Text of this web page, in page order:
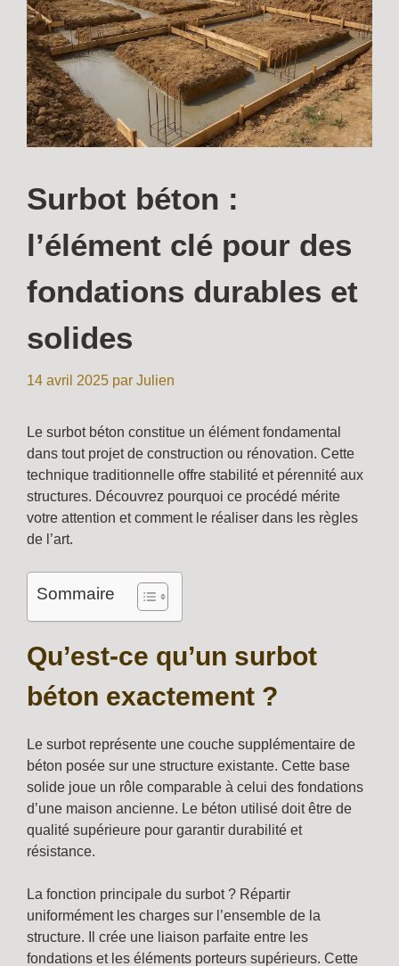
Surbot béton :
l’élément clé pour des
fondations durables et
solides
14 avril 2025 par Julien
Le surbot béton constitue un élément fondamental
dans tout projet de construction ou rénovation. Cette
technique traditionnelle offre stabilité et pérennité aux
structures. Découvrez pourquoi ce procédé mérite
votre attention et comment le réaliser dans les règles
de l’art.
Sommaire
Qu’est-ce qu’un surbot
béton exactement ?
Le surbot représente une couche supplémentaire de
béton posée sur une structure existante. Cette base
solide joue un rôle comparable à celui des fondations
d’une maison ancienne. Le béton utilisé doit être de
qualité supérieure pour garantir durabilité et
résistance.
La fonction principale du surbot ? Répartir
uniformément les charges sur l’ensemble de la
structure. Il crée une liaison parfaite entre les
fondations et les éléments porteurs supérieurs. Cette